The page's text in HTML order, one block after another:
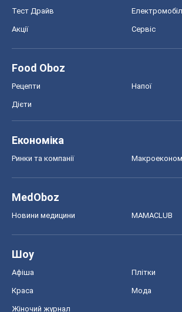
Тест Драйв
Акції Сервіс
Food Oboz
Рецепти Напої
Дієти
Економіка
Ринки та компанії
MedOboz
Новини медицини MAMACLUB
Шоу
Афіша Плітки
Краса Мода
Жіночий журнал